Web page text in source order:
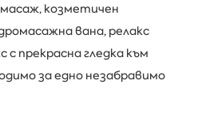
козметичен
вана, релакс
с прекрасна гледка към
за едно незабравимо